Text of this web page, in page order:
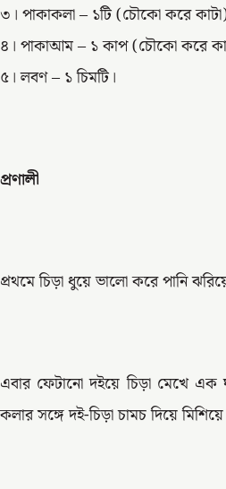
৩। পাকাকলা – ১টি (চৌকো করে
৪। পাকাআম – ১ কাপ (চৌকো করে
৫। লবণ – ১ চিমটি।
প্রণালী
প্রথমে চিড়া ধুয়ে ভালো করে পানি
এবার ফেটানো দইয়ে চিড়া মেখে
কলার সঙ্গে দই-চিড়া চামচ দিয়ে